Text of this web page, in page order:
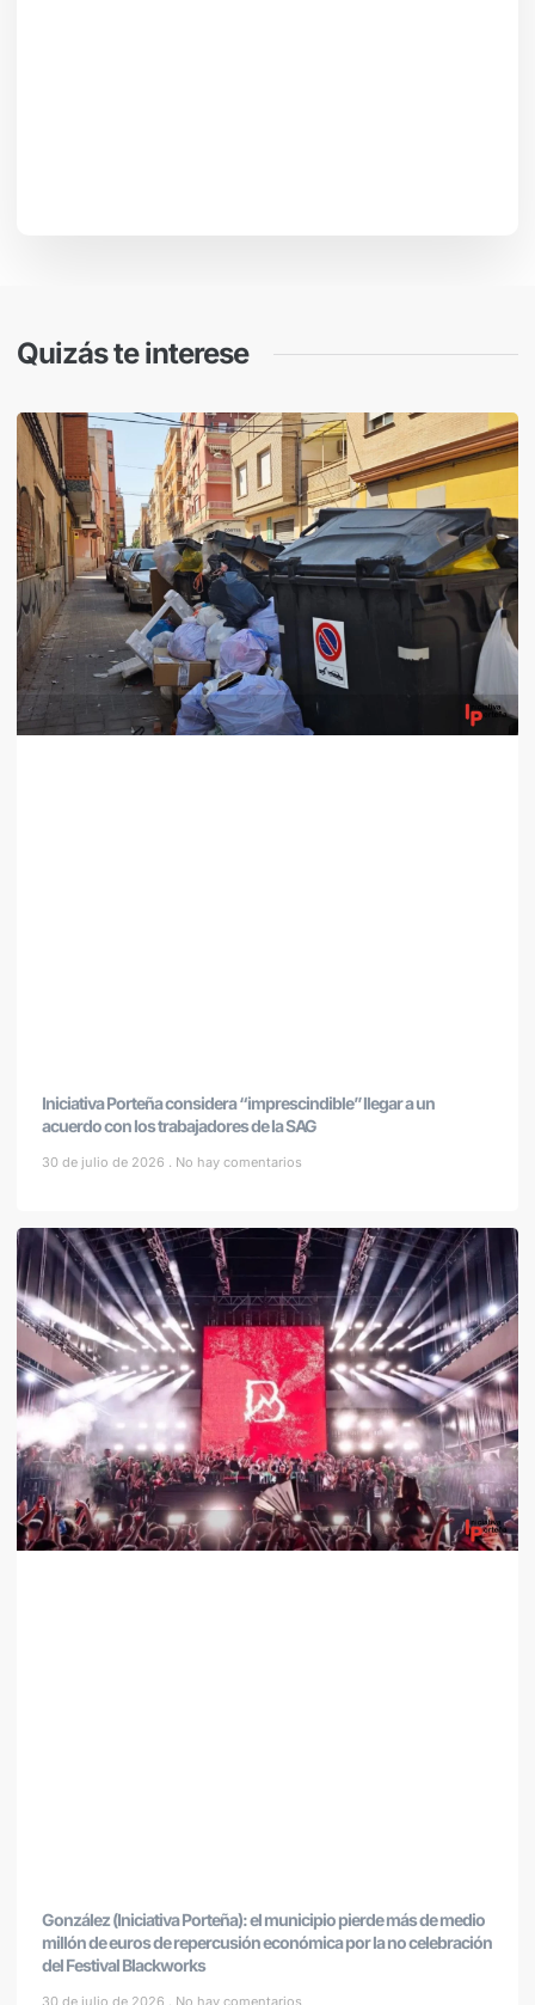
Quizás te interese
Iniciativa Porteña considera “imprescindible” llegar a un
acuerdo con los trabajadores de la SAG
30 de julio de 2026 No hay comentarios
González (Iniciativa Porteña): el municipio pierde más de medio
millón de euros de repercusión económica por la no celebración
del Festival Blackworks
30 de julio de 2026 No hay comentarios